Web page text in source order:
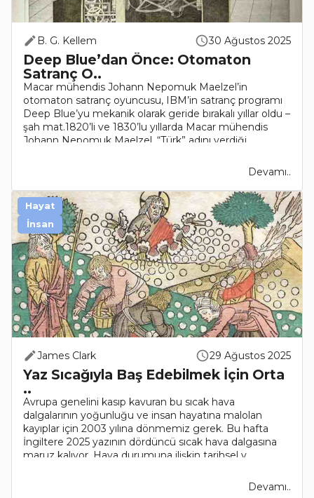
B. G. Kellem 30 Ağustos 2025
Deep Blue’dan Önce: Otomaton
Satranç O..
Macar mühendis Johann Nepomuk Maelzel’in
otomaton satranç oyuncusu, IBM’in satranç programı
Deep Blue’yu mekanik olarak geride bırakalı yıllar oldu –
şah mat.1820’li ve 1830’lu yıllarda Macar mühendis
Johann Nepomuk Maelzel, “Türk” adını verdiği
Devamı..
James Clark 29 Ağustos 2025
Yaz Sıcağıyla Baş Edebilmek İçin Orta
..
Avrupa genelini kasıp kavuran bu sıcak hava
dalgalarının yoğunluğu ve insan hayatına malolan
kayıplar için 2003 yılına dönmemiz gerek. Bu hafta
İngiltere 2025 yazının dördüncü sıcak hava dalgasına
maruz kalıyor. Hava durumuna ilişkin tarihsel v..
Devamı..
Hayat
İnsan